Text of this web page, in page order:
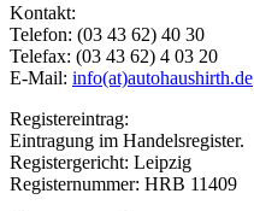
Kontakt:
Telefon: (03 43 62) 40 30
Telefax: (03 43 62) 4 03 20
E-Mail: info(at)autohaushirth.de
Registereintrag:
Eintragung im Handelsregister.
Registergericht: Leipzig
Registernummer: HRB 11409